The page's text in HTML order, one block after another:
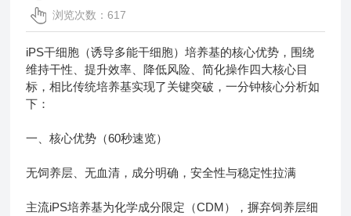
浏览次数：617
iPS干细胞（诱导多能干细胞）培养基的核心优势，围绕
维持干性、提升效率、降低风险、简化操作四大核心目
标，相比传统培养基实现了关键突破，一分钟核心分析如
下：
一、核心优势（60秒速览）
无饲养层、无血清，成分明确，安全性与稳定性拉满
主流iPS培养基为化学成分限定（CDM），摒弃饲养层细